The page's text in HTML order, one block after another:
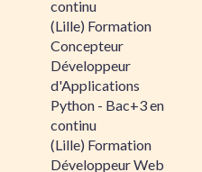
continu
(Lille) Formation
Concepteur
Développeur
d'Applications
Python - Bac+3 en
continu
(Lille) Formation
Développeur Web